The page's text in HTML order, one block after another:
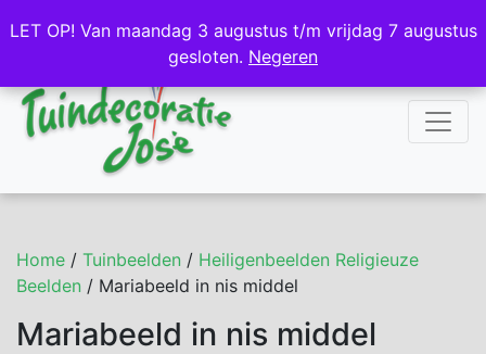
NL DE
Home / Tuinbeelden / Heiligenbeelden Religieuze
Beelden / Mariabeeld in nis middel
Mariabeeld in nis middel
LET OP! Van maandag 3 augustus t/m vrijdag 7 augustus
gesloten. Negeren
LET OP! Van maandag 3 augustus t/m vrijdag 7 augustus
gesloten. Negeren